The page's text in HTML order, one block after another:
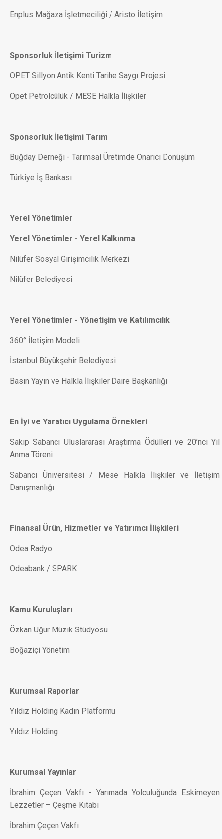
Enplus Mağaza İşletmeciliği / Aristo İletişim
Sponsorluk İletişimi Turizm
OPET Sillyon Antik Kenti Tarihe Saygı Projesi
Opet Petrolcülük / MESE Halkla İlişkiler
Sponsorluk İletişimi Tarım
Buğday Derneği - Tarımsal Üretimde Onarıcı Dönüşüm
Türkiye İş Bankası
Yerel Yönetimler
Yerel Yönetimler - Yerel Kalkınma
Nilüfer Sosyal Girişimcilik Merkezi
Nilüfer Belediyesi
Yerel Yönetimler - Yönetişim ve Katılımcılık
360° İletişim Modeli
İstanbul Büyükşehir Belediyesi
Basın Yayın ve Halkla İlişkiler Daire Başkanlığı
En İyi ve Yaratıcı Uygulama Örnekleri
Sakıp Sabancı Uluslararası Araştırma Ödülleri ve 20’nci Yıl
Anma Töreni
Sabancı Üniversitesi / Mese Halkla İlişkiler ve İletişim
Danışmanlığı
Finansal Ürün, Hizmetler ve Yatırımcı İlişkileri
Odea Radyo
Odeabank / SPARK
Kamu Kuruluşları
Özkan Uğur Müzik Stüdyosu
Boğaziçi Yönetim
Kurumsal Raporlar
Yıldız Holding Kadın Platformu
Yıldız Holding
Kurumsal Yayınlar
İbrahim Çeçen Vakfı - Yarımada Yolculuğunda Eskimeyen
Lezzetler – Çeşme Kitabı
İbrahim Çeçen Vakfı